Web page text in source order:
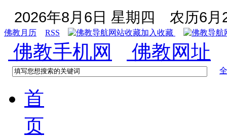
2026年8月6日 星期四 农历6月
佛教月历 RSS 加入收藏
佛教手机网 佛教网址
首
页